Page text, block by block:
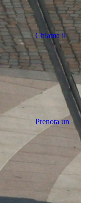
Chiama il
Prenota un